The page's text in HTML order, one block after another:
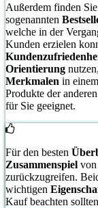
Außerdem finden
sogenannten
welche in der
Kunden erzielen
Orientierung
Merkmalen in
Produkte der anderen
für Sie geeignet.
Für den besten
Zusammenspiel von
zurückzugreifen.
wichtigen
Kauf beachten